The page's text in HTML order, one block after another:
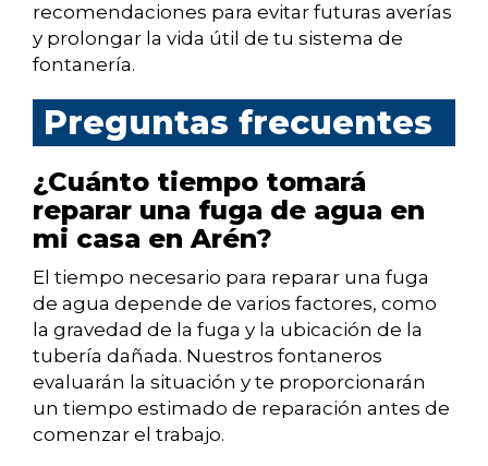
recomendaciones para evitar futuras averías
y prolongar la vida útil de tu sistema de
fontanería.
Preguntas frecuentes
¿Cuánto tiempo tomará
reparar una fuga de agua en
mi casa en Arén?
El tiempo necesario para reparar una fuga
de agua depende de varios factores, como
la gravedad de la fuga y la ubicación de la
tubería dañada. Nuestros fontaneros
evaluarán la situación y te proporcionarán
un tiempo estimado de reparación antes de
comenzar el trabajo.